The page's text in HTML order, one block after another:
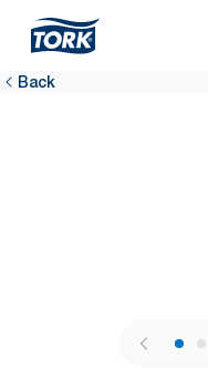
Back